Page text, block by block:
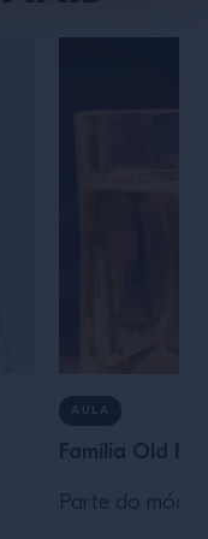
AULA
Família Old
Parte do